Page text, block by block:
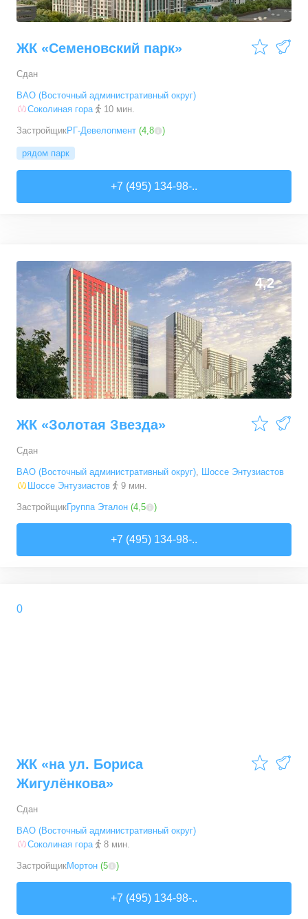
ЖК «Семеновский парк»
Сдан
ВАО (Восточный административный округ)
Соколиная гора
10 мин.
ЗастройщикРГ-Девелопмент (4,8 )
рядом парк
+7 (495) 134-98-..
4,2
ЖК «Золотая Звезда»
Сдан
ВАО (Восточный административный округ), Шоссе Энтузиастов
Шоссе Энтузиастов
9 мин.
ЗастройщикГруппа Эталон (4,5 )
+7 (495) 134-98-..
0
ЖК «на ул. Бориса
Жигулёнкова»
Сдан
ВАО (Восточный административный округ)
Соколиная гора
8 мин.
ЗастройщикМортон (5 )
+7 (495) 134-98-..